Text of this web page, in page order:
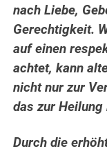
nach Liebe,
Gerechtigkeit.
auf einen
achtet, kann
nicht nur zur
das zur Heilung
Durch die